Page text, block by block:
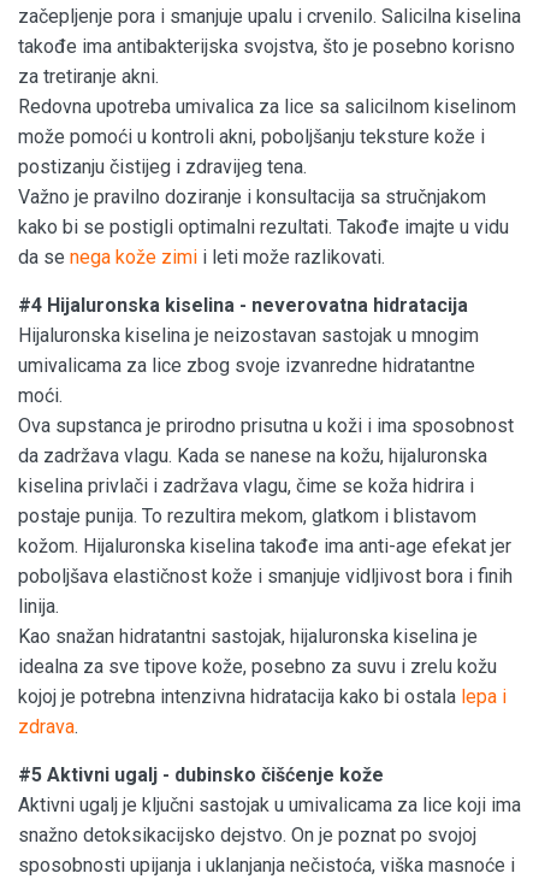
začepljenje pora i smanjuje upalu i crvenilo. Salicilna kiselina
takođe ima antibakterijska svojstva, što je posebno korisno
za tretiranje akni.
Redovna upotreba umivalica za lice sa salicilnom kiselinom
može pomoći u kontroli akni, poboljšanju teksture kože i
postizanju čistijeg i zdravijeg tena.
Važno je pravilno doziranje i konsultacija sa stručnjakom
kako bi se postigli optimalni rezultati. Takođe imajte u vidu
da se nega kože zimi i leti može razlikovati.
#4 Hijaluronska kiselina - neverovatna hidratacija
Hijaluronska kiselina je neizostavan sastojak u mnogim
umivalicama za lice zbog svoje izvanredne hidratantne
moći.
Ova supstanca je prirodno prisutna u koži i ima sposobnost
da zadržava vlagu. Kada se nanese na kožu, hijaluronska
kiselina privlači i zadržava vlagu, čime se koža hidrira i
postaje punija. To rezultira mekom, glatkom i blistavom
kožom. Hijaluronska kiselina takođe ima anti-age efekat jer
poboljšava elastičnost kože i smanjuje vidljivost bora i finih
linija.
Kao snažan hidratantni sastojak, hijaluronska kiselina je
idealna za sve tipove kože, posebno za suvu i zrelu kožu
kojoj je potrebna intenzivna hidratacija kako bi ostala lepa i
zdrava.
#5 Aktivni ugalj - dubinsko čišćenje kože
Aktivni ugalj je ključni sastojak u umivalicama za lice koji ima
snažno detoksikacijsko dejstvo. On je poznat po svojoj
sposobnosti upijanja i uklanjanja nečistoća, viška masnoće i